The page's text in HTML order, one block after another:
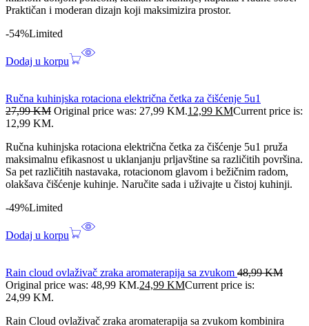
Praktičan i moderan dizajn koji maksimizira prostor.
-54%Limited
Dodaj u korpu
Ručna kuhinjska rotaciona električna četka za čišćenje 5u1
27,99KM Original price was: 27,99 KM.12,99 KMCurrent price is:
12,99 KM.
Ručna kuhinjska rotaciona električna četka za čišćenje 5u1 pruža
maksimalnu efikasnost u uklanjanju prljavštine sa različitih površina.
Sa pet različitih nastavaka, rotacionom glavom i bežičnim radom,
olakšava čišćenje kuhinje. Naručite sada i uživajte u čistoj kuhinji.
-49%Limited
Dodaj u korpu
Rain cloud ovlaživač zraka aromaterapija sa zvukom 48,99KM
Original price was: 48,99 KM.24,99 KMCurrent price is:
24,99 KM.
Rain Cloud ovlaživač zraka aromaterapija sa zvukom kombinira